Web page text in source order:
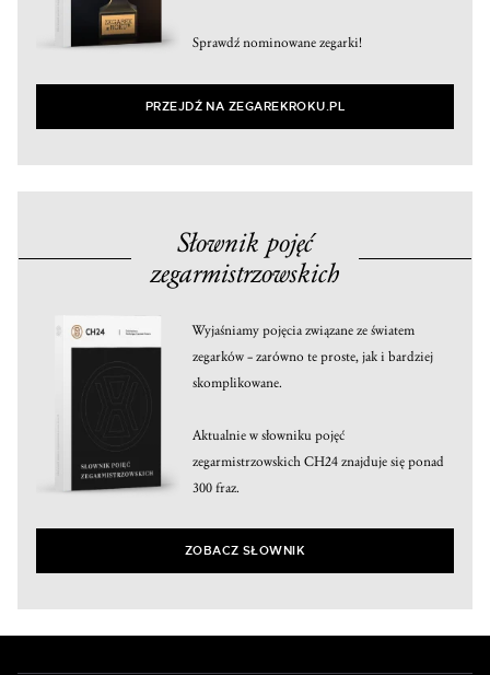
Sprawdź nominowane zegarki!
PRZEJDŹ NA ZEGAREKROKU.PL
Słownik pojęć
zegarmistrzowskich
Wyjaśniamy pojęcia związane ze światem
zegarków – zarówno te proste, jak i bardziej
skomplikowane.
Aktualnie w słowniku pojęć
zegarmistrzowskich CH24 znajduje się ponad
300 fraz.
ZOBACZ SŁOWNIK